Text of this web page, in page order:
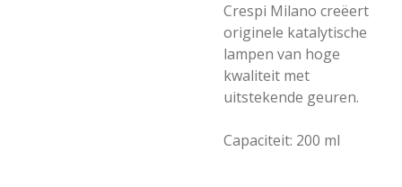
Crespi Milano creëert
originele katalytische
lampen van hoge
kwaliteit met
uitstekende geuren.
Capaciteit: 200 ml